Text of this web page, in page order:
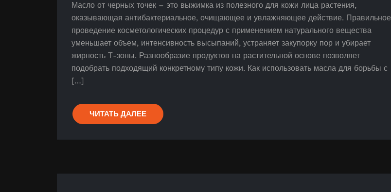
Масло от черных точек – это выжимка из полезного для кожи лица растения,
оказывающая антибактериальное, очищающее и увлажняющее действие. Правильное
проведение косметологических процедур с применением натурального вещества
уменьшает объем, интенсивность высыпаний, устраняет закупорку пор и убирает
жирность Т-зоны. Разнообразие продуктов на растительной основе позволяет
подобрать подходящий конкретному типу кожи. Как использовать масла для борьбы с
[…]
ЧИТАТЬ ДАЛЕЕ